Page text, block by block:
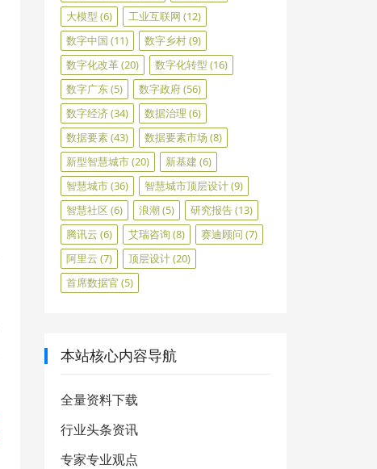
大模型 (6) 工业互联网 (12)
数字中国 (11) 数字乡村(9)
数字化改革(20) 数字化转型 (16)
数字广东(5) 数字政府(56)
数字经济(34) 数据治理 (6)
数据要素(43) 数据要素市场 (8)
新型智慧城市(20) 新基建 (6)
智慧城市(36) 智慧城市顶层设计(9)
智慧社区 (6) 浪潮(5) 研究报告(13)
腾讯云 (6) 艾瑞咨询 (8) 赛迪顾问 (7)
阿里云 (7) 顶层设计(20)
首席数据官 (5)
本站核心内容导航
全量资料下载
行业头条资讯
专家专业观点